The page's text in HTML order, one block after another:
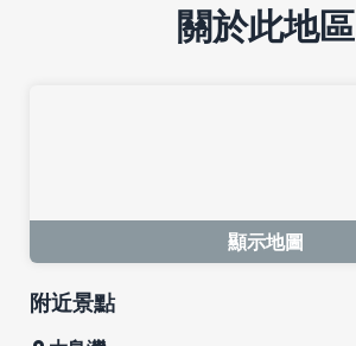
關於此地區
顯示地圖
附近景點